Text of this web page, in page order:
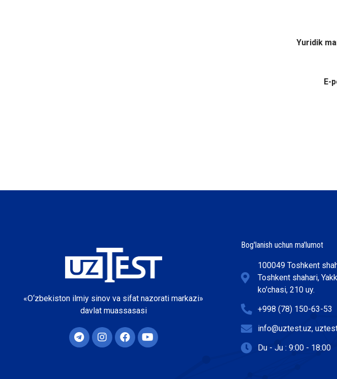
Yuridik
E-
«O‘zbekiston ilmiy sinov va sifat nazorati markazi»
davlat muassasasi
Bog'lanish uchun ma'lumot
100049 Toshkent
Toshkent shahari,
ko'chasi, 210 uy.
+998 (78) 150-63-53
info@uztest.uz,
Du - Ju : 9:00 - 18:00